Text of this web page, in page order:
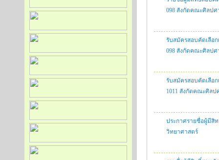
098 สังกัดคณะศิลปศ
รับสมัครสอบคัดเลือ
098 สังกัดคณะศิลปศ
รับสมัครสอบคัดเลือ
1011 สังกัดคณะศิลป
ประกาศรายชื่อผู้มีสิ
วิทยาศาสตร์